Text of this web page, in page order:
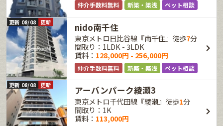
仲介手数料無料 新築・築浅 ペット相談
更新 08/08 更新 nido南千住
東京メトロ日比谷線『南千住』徒歩7分
間取り：1LDK - 3LDK
賃料： 128,000円 - 256,000円
仲介手数料無料 新築・築浅 ペット相談
更新 08/08 更新 アーバンパーク綾瀬3
東京メトロ千代田線『綾瀬』徒歩1分
間取り：1K
賃料： 113,000円